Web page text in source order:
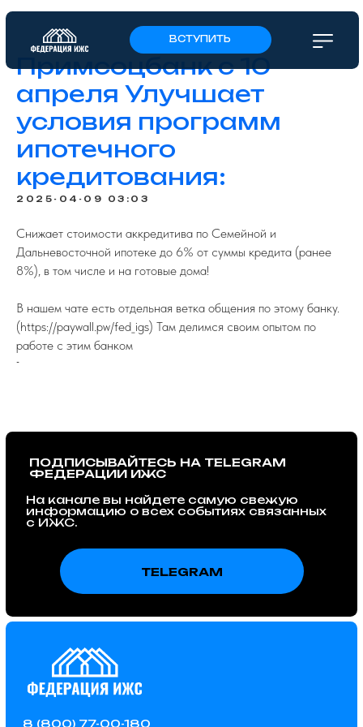
ВСТУПИТЬ
Примсоцбанк с 10
апреля Улучшает
условия программ
ипотечного
кредитования:
2025-04-09 03:03
Снижает стоимости аккредитива по Семейной и
Дальневосточной ипотеке до 6% от суммы кредита (ранее
8%), в том числе и на готовые дома!
В нашем чате есть отдельная ветка общения по этому банку.
(https://paywall.pw/fed_igs) Там делимся своим опытом по
работе с этим банком
-
8 (800) 77-00-180
информацию о всех событиях связанных
ПОДПИСЫВАЙТЕСЬ НА TELEGRAM
ФЕДЕРАЦИИ ИЖС
© 2015 – 2025 Федерация ИЖС
Instagram — проект Meta Platforms Inc., деятельность которой
признана экстремистской и запрещена на территории РФ